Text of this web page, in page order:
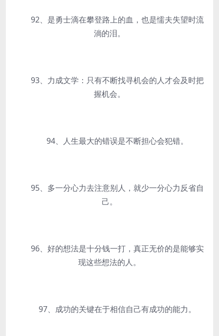
92、是勇士滴在攀登路上的血，也是懦夫失望时流
淌的泪。
93、力成文学：只有不断找寻机会的人才会及时把
握机会。
94、人生最大的错误是不断担心会犯错。
95、多一分心力去注意别人，就少一分心力反省自
己。
96、好的想法是十分钱一打，真正无价的是能够实
现这些想法的人。
97、成功的关键在于相信自己有成功的能力。